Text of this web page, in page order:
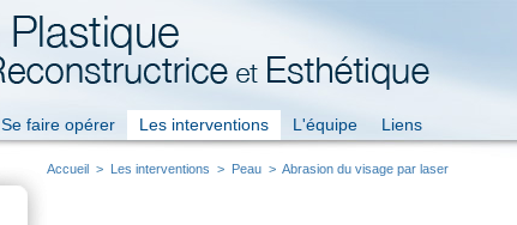
Se faire opérer Les interventions L'équipe Liens
Accueil > Les interventions > Peau > Abrasion du visage par laser